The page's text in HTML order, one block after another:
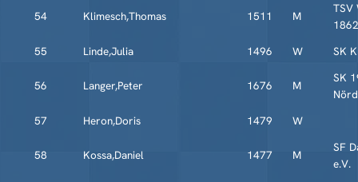
54 Klimesch,Thomas 1511 M
TSV
55
Linde,Julia 1496 W SK
56 Langer,Peter 1676 M
SK
57
Heron,Doris 1479 W
58 Kossa,Daniel 1477 M
SF
e.V.